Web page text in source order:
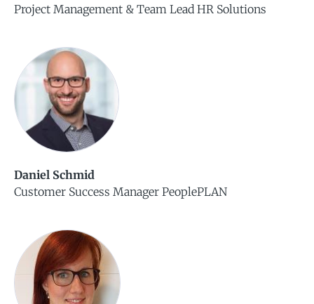
Project Management & Team Lead HR Solutions
Daniel Schmid
Customer Success Manager PeoplePLAN